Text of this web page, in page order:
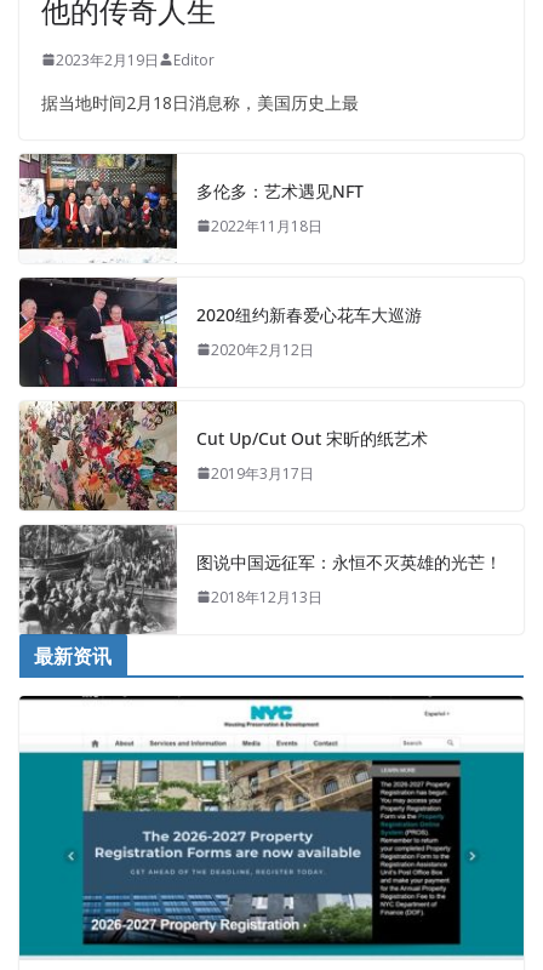
他的传奇人生
2023年2月19日 Editor
据当地时间2月18日消息称，美国历史上最
多伦多：艺术遇见NFT
2022年11月18日
2020纽约新春爱心花车大巡游
2020年2月12日
Cut Up/Cut Out 宋昕的纸艺术
2019年3月17日
图说中国远征军：永恒不灭英雄的光芒！
2018年12月13日
最新资讯